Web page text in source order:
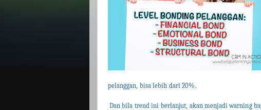
pelanggan, bisa lebih dari 20%.
Dan bila trend ini berlanjut, akan menjadi warning